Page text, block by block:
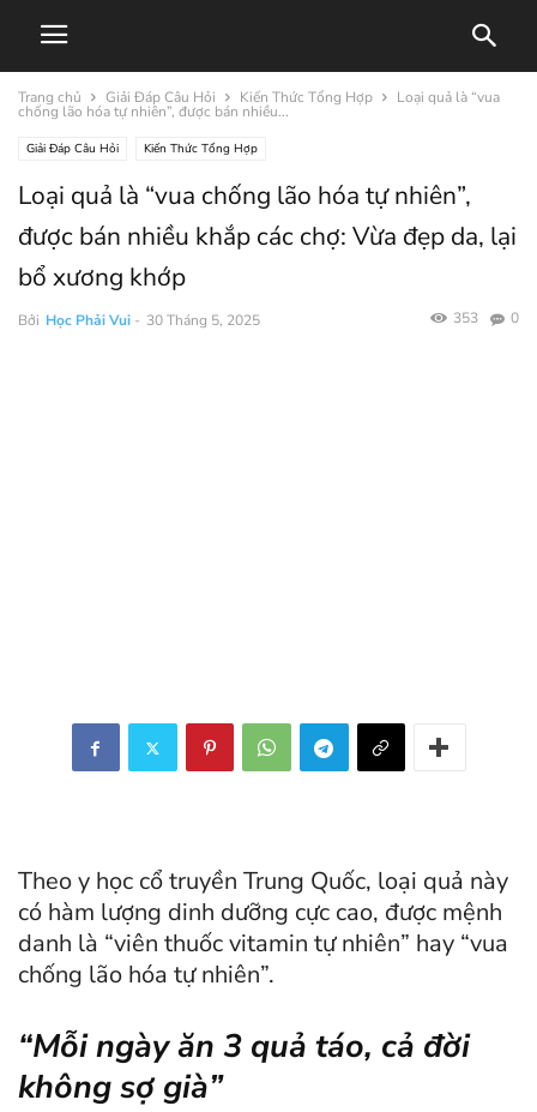
Trang chủ Giải Đáp Câu Hỏi Kiến Thức Tổng Hợp Loại quả là “vua
chống lão hóa tự nhiên”, được bán nhiều...
Giải Đáp Câu Hỏi Kiến Thức Tổng Hợp
Loại quả là “vua chống lão hóa tự nhiên”,
được bán nhiều khắp các chợ: Vừa đẹp da, lại
bổ xương khớp
Bởi Học Phải Vui - 30 Tháng 5, 2025 0
353
Theo y học cổ truyền Trung Quốc, loại quả này
có hàm lượng dinh dưỡng cực cao, được mệnh
danh là “viên thuốc vitamin tự nhiên” hay “vua
chống lão hóa tự nhiên”.
“Mỗi ngày ăn 3 quả táo, cả đời
không sợ già”